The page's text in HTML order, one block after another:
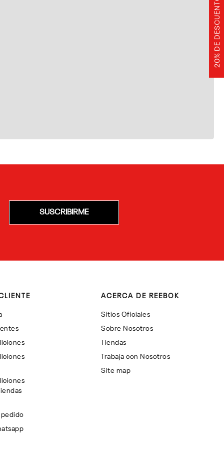
20% DE DESCUENTO
SUSCRIBIRME
ACERCA DE REEBOK
Sitios Oficiales
Sobre Nosotros
Tiendas
Trabaja con Nosotros
Site map